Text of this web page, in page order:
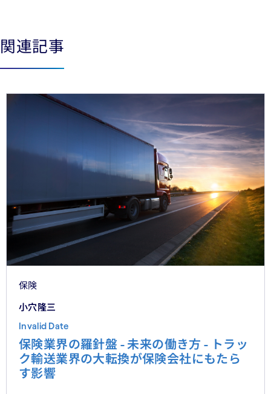
関連記事
保険
小穴隆三
Invalid Date
保険業界の羅針盤 - 未来の働き方 - トラッ
ク輸送業界の大転換が保険会社にもたら
す影響